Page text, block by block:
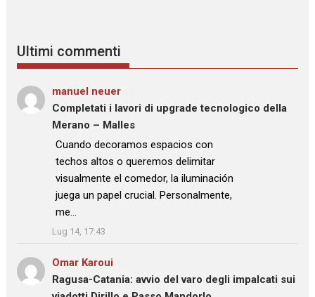
Ultimi commenti
manuel neuer
Completati i lavori di upgrade tecnologico della
Merano – Malles
: “
Cuando decoramos espacios con
techos altos o queremos delimitar
visualmente el comedor, la iluminación
juega un papel crucial. Personalmente,
me…
”
Lug 14, 17:43
Omar Karoui
Ragusa-Catania: avvio del varo degli impalcati sui